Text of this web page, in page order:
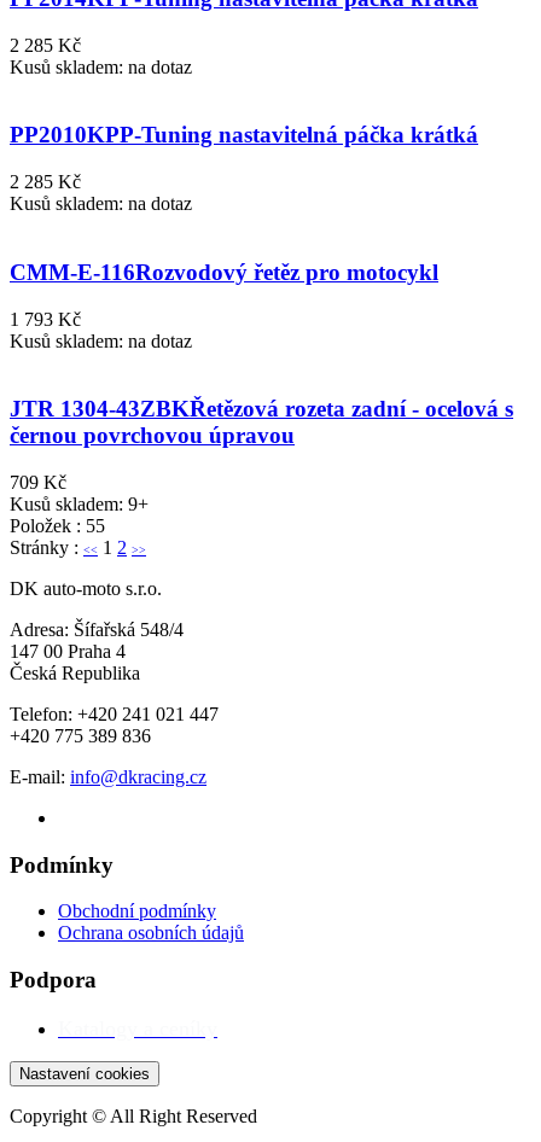
2 285 Kč
Kusů skladem: na dotaz
PP2010KPP-Tuning nastavitelná páčka krátká
2 285 Kč
Kusů skladem: na dotaz
CMM-E-116Rozvodový řetěz pro motocykl
1 793 Kč
Kusů skladem: na dotaz
JTR 1304-43ZBKŘetězová rozeta zadní - ocelová s
černou povrchovou úpravou
709 Kč
Kusů skladem: 9+
Položek : 55
Stránky : << 1 2 >>
DK auto-moto s.r.o.
Adresa: Šífařská 548/4
147 00 Praha 4
Česká Republika
Telefon: +420 241 021 447
+420 775 389 836
E-mail: info@dkracing.cz
Podmínky
Obchodní podmínky
Ochrana osobních údajů
Podpora
Nastavení cookies
Copyright © All Right Reserved